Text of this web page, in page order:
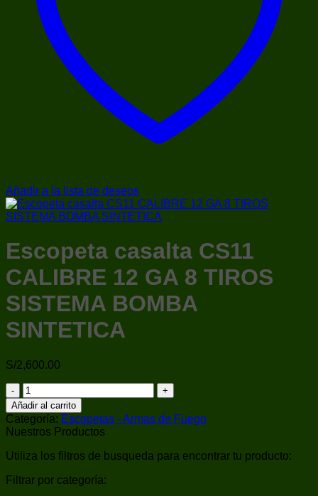
Añadir a la lista de deseos
Escopeta casalta CS11
CALIBRE 12 GA 8 TIROS
SISTEMA BOMBA
SINTETICA
S/2,600.00
Escopeta
casalta
CS11
CALIBRE
12
GA
TIROS
Añadir al carrito
Categoría: Escopetas - Armas de Fuego
Nuestros Productos
Utiliza los filtros de busqueda para encontrar tu producto:
Filtrar por categoría: